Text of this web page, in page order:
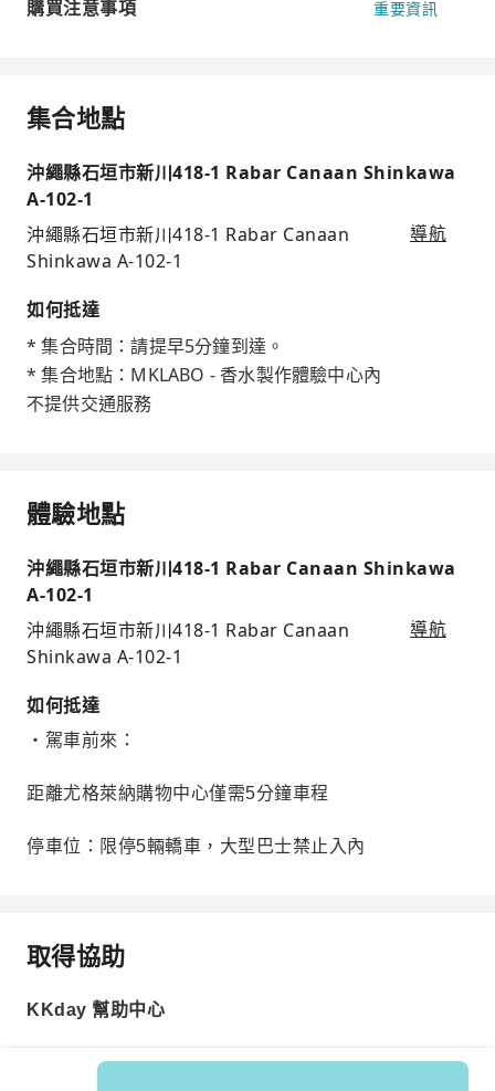
購買注意事項 重要資訊
集合地點
沖繩縣石垣市新川418-1 Rabar Canaan Shinkawa
A-102-1
沖繩縣石垣市新川418-1 Rabar Canaan
Shinkawa A-102-1
導航
如何抵達
* 集合時間：請提早5分鐘到達。
* 集合地點：MKLABO - 香水製作體驗中心內
不提供交通服務
體驗地點
沖繩縣石垣市新川418-1 Rabar Canaan Shinkawa
A-102-1
沖繩縣石垣市新川418-1 Rabar Canaan
Shinkawa A-102-1
導航
如何抵達
・駕車前來：
距離尤格萊納購物中心僅需5分鐘車程
停車位：限停5輛轎車，大型巴士禁止入內
取得協助
KKday 幫助中心